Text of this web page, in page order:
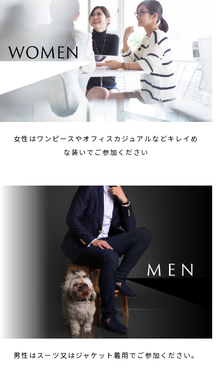
女性はワンピースやオフィスカジュアルなどキレイめ
な装いでご参加ください
男性はスーツ又はジャケット着用でご参加ください。